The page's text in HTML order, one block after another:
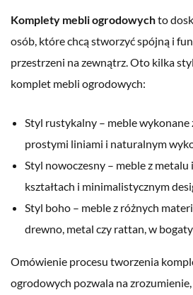
Komplety mebli ogrodowychto
osób, które chcą stworzyć spójną i
przestrzeni na zewnątrz. Oto kilka
komplet mebli ogrodowych:
Styl rustykalny – meble wykonane
prostymi liniami i naturalnym
Styl nowoczesny – meble z
kształtach i minimalistycznym
Styl boho – meble z różnych
drewno, metal czy rattan, w
Omówienie procesu tworzenia
ogrodowych pozwala na